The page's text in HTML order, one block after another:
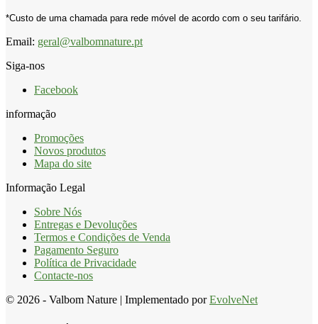
*Custo de uma chamada para rede móvel de acordo com o seu tarifário.
Email: geral@valbomnature.pt
Siga-nos
Facebook
informação
Promoções
Novos produtos
Mapa do site
Informação Legal
Sobre Nós
Entregas e Devoluções
Termos e Condições de Venda
Pagamento Seguro
Política de Privacidade
Contacte-nos
© 2026 - Valbom Nature | Implementado porEvolveNet